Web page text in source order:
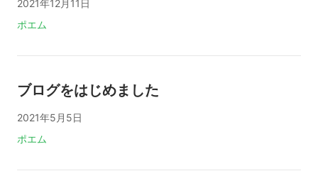
2021年12月11日
タグ:
ポエム
ブログをはじめました
2021年5月5日
タグ:
ポエム